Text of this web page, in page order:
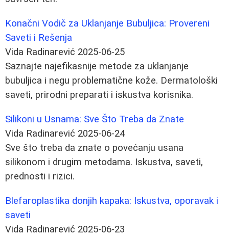
Konačni Vodič za Uklanjanje Bubuljica: Provereni
Saveti i Rešenja
Vida Radinarević 2025-06-25
Saznajte najefikasnije metode za uklanjanje
bubuljica i negu problematične kože. Dermatološki
saveti, prirodni preparati i iskustva korisnika.
Silikoni u Usnama: Sve Što Treba da Znate
Vida Radinarević 2025-06-24
Sve što treba da znate o povećanju usana
silikonom i drugim metodama. Iskustva, saveti,
prednosti i rizici.
Blefaroplastika donjih kapaka: Iskustva, oporavak i
saveti
Vida Radinarević 2025-06-23